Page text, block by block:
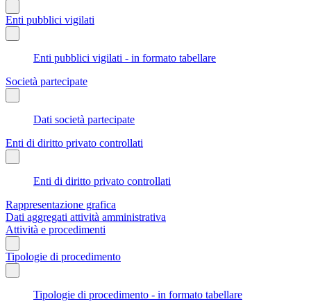
Enti pubblici vigilati
Enti pubblici vigilati - in formato tabellare
Società partecipate
Dati società partecipate
Enti di diritto privato controllati
Enti di diritto privato controllati
Rappresentazione grafica
Dati aggregati attività amministrativa
Attività e procedimenti
Tipologie di procedimento
Tipologie di procedimento - in formato tabellare